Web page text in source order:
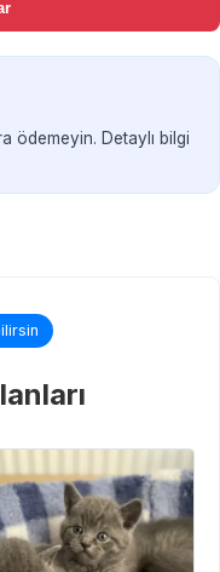
ödemeyin. Detaylı bilgi